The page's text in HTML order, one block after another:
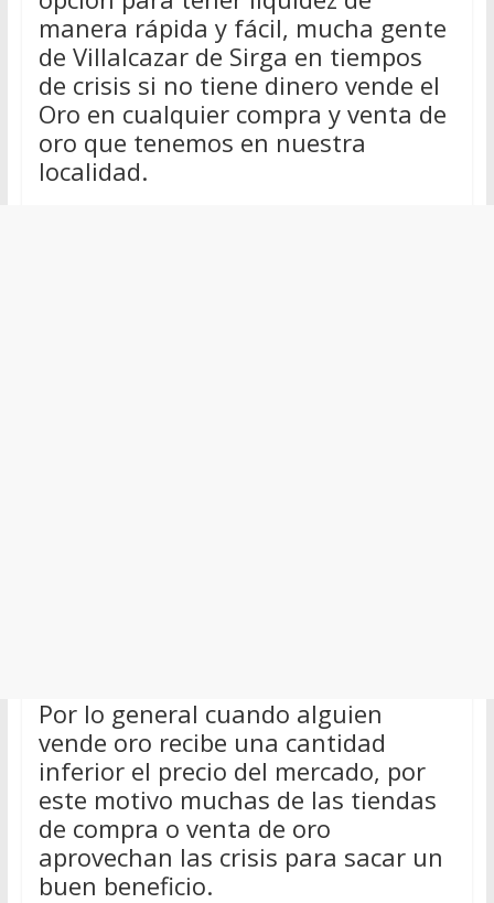
manera rápida y fácil, mucha gente
de Villalcazar de Sirga en tiempos
de crisis si no tiene dinero vende el
Oro en cualquier compra y venta de
oro que tenemos en nuestra
localidad.
Por lo general cuando alguien
vende oro recibe una cantidad
inferior el precio del mercado, por
este motivo muchas de las tiendas
de compra o venta de oro
aprovechan las crisis para sacar un
buen beneficio.